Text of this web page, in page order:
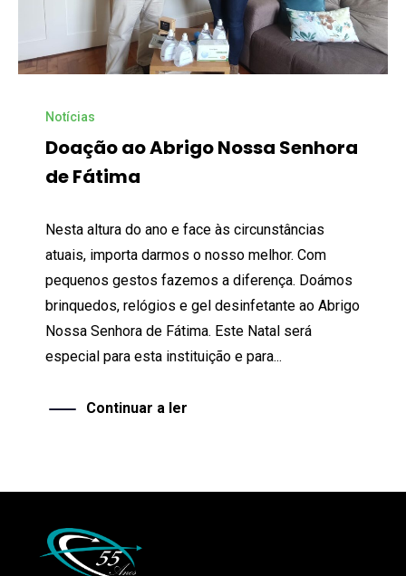
Notícias
Doação ao Abrigo Nossa Senhora
de Fátima
Nesta altura do ano e face às circunstâncias
atuais, importa darmos o nosso melhor. Com
pequenos gestos fazemos a diferença. Doámos
brinquedos, relógios e gel desinfetante ao Abrigo
Nossa Senhora de Fátima. Este Natal será
especial para esta instituição e para...
Continuar a ler